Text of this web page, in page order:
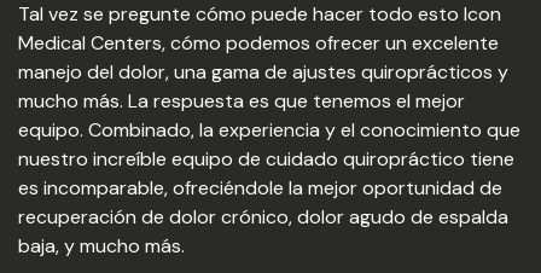
Tal vez se pregunte cómo puede hacer todo esto Icon
Medical Centers, cómo podemos ofrecer un excelente
manejo del dolor, una gama de ajustes quiroprácticos y
mucho más. La respuesta es que tenemos el mejor
equipo. Combinado, la experiencia y el conocimiento que
nuestro increíble equipo de cuidado quiropráctico tiene
es incomparable, ofreciéndole la mejor oportunidad de
recuperación de dolor crónico, dolor agudo de espalda
baja, y mucho más.